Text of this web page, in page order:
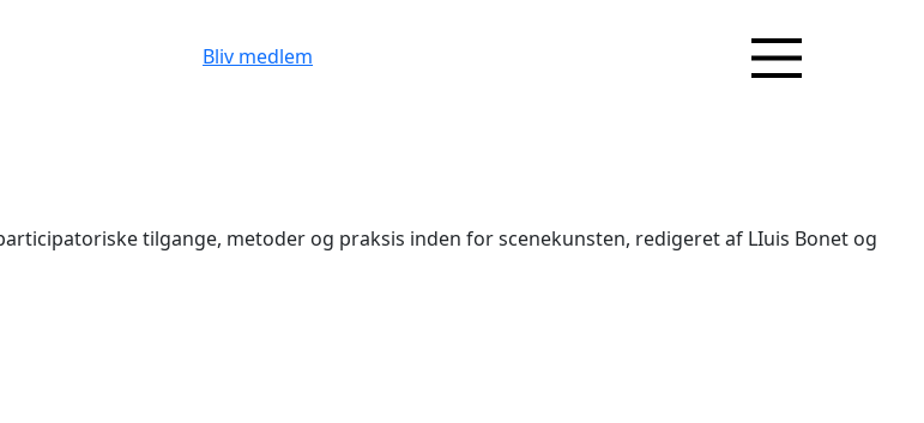
Bliv medlem
tilgange, metoder og praksis inden for scenekunsten, redigeret af LIuis Bonet og